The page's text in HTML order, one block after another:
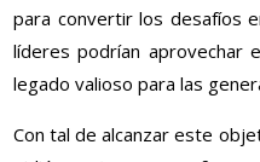
para convertir los desafíos
líderes podrían aprovechar
legado valioso para las
Con tal de alcanzar este